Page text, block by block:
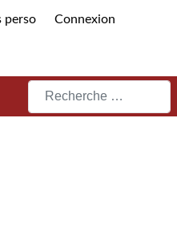
perso Connexion
Rechercher